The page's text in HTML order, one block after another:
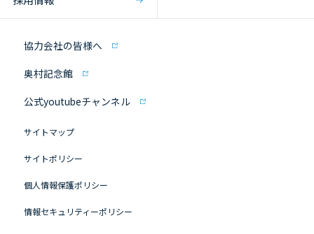
協力会社の皆様へ
奥村記念館
公式youtubeチャンネル
サイトマップ
サイトポリシー
個人情報保護ポリシー
情報セキュリティーポリシー